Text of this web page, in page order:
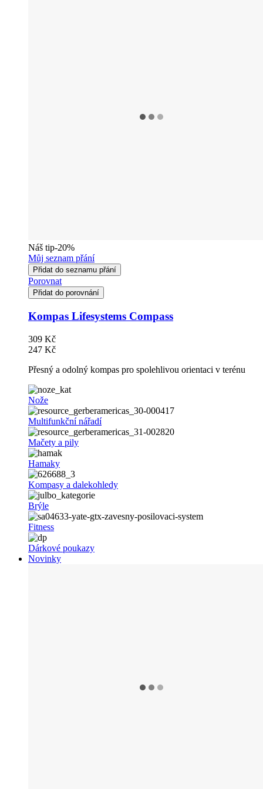
Náš tip-20%
Můj seznam přání
Přidat do seznamu přání
Porovnat
Přidat do porovnání
Kompas Lifesystems Compass
309 Kč
247 Kč
Přesný a odolný kompas pro spolehlivou orientaci v terénu
Nože
Multifunkční nářadí
Mačety a pily
Hamaky
Kompasy a dalekohledy
Brýle
Fitness
Dárkové poukazy
Novinky